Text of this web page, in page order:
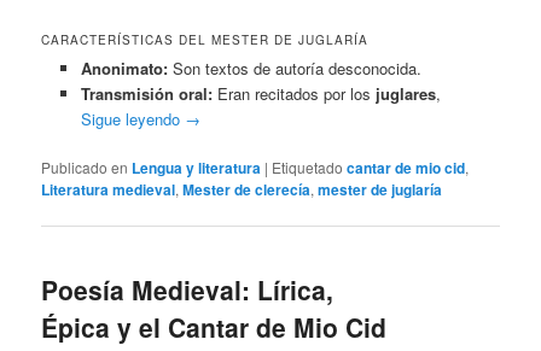
CARACTERÍSTICAS DEL MESTER DE JUGLARÍA
Anonimato:Son textos de autoría desconocida.
Transmisión oral:Eran recitados por los juglares,
Sigue leyendo →
Publicado en Lengua y literatura | Etiquetado cantar de mio cid,
Literatura medieval,Mester de clerecía,mester de juglaría
Poesía Medieval: Lírica,
Épica y el Cantar de Mio Cid